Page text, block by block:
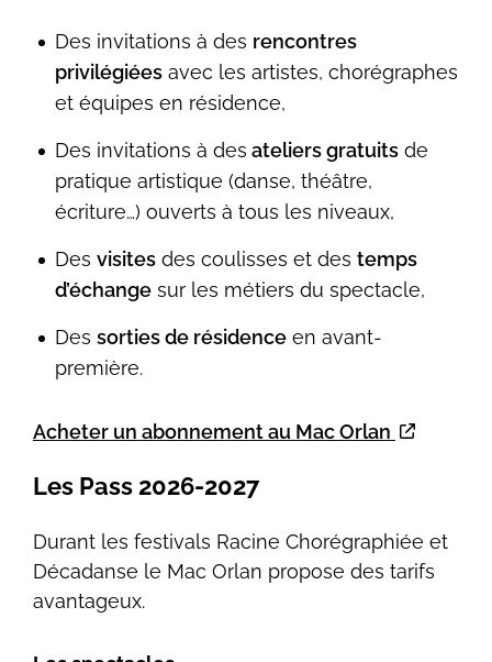
Des invitations à des rencontres
privilégiées avec les artistes, chorégraphes
et équipes en résidence,
Des invitations à des ateliers gratuits de
pratique artistique (danse, théâtre,
écriture…) ouverts à tous les niveaux,
Des visites des coulisses et des temps
d’échange sur les métiers du spectacle,
Des sorties de résidence en avant-
première.
Acheter un abonnement au Mac Orlan
Les Pass 2026-2027
Durant les festivals Racine Chorégraphiée et
Décadanse le Mac Orlan propose des tarifs
avantageux.